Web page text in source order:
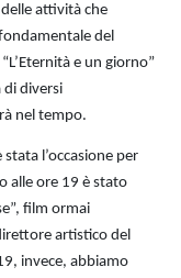
attività che
del
e un giorno”
di diversi
nel tempo.
stata l’occasione per
alle ore 19 è stato
film ormai
artistico del
invece, abbiamo